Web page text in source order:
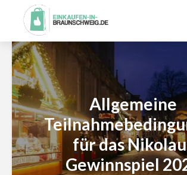
Allgemeine
für das
Gewinnspiel